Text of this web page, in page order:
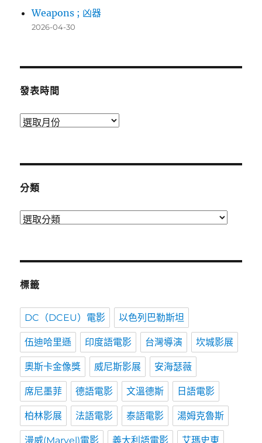
Weapons ; 凶器
2026-04-30
發表時間
發
分類
分
標籤
DC（DCEU）電影 以色列巴勒斯坦
伍迪哈里遜 印度語電影 台灣導演 坎城影展
奧斯卡金像獎 威尼斯影展 安海瑟薇
席尼墨菲 德語電影 文溫德斯 日語電影
柏林影展 法語電影 泰語電影 湯姆克魯斯
漫威(Marvel)電影 義大利語電影 艾瑪史東